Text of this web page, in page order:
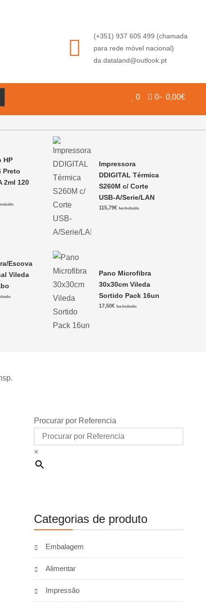
(+351) 937 605 499 (chamada
para rede móvel nacional)
da.dataland@outlook.pt
0 0 0,00€
HP
Preto
2ml 120
Impressora
DDIGITAL Térmica
S260M c/ Corte
USB-A/Serie/LAN
115,79€ Iva Incluido
Escova
Vileda
Pano Microfibra
30x30cm Vileda
Sortido Pack 16un
17,50€ Iva Incluido
Procurar por Referencia
×
Categorias de produto
Embalagem
Alimentar
Impressão